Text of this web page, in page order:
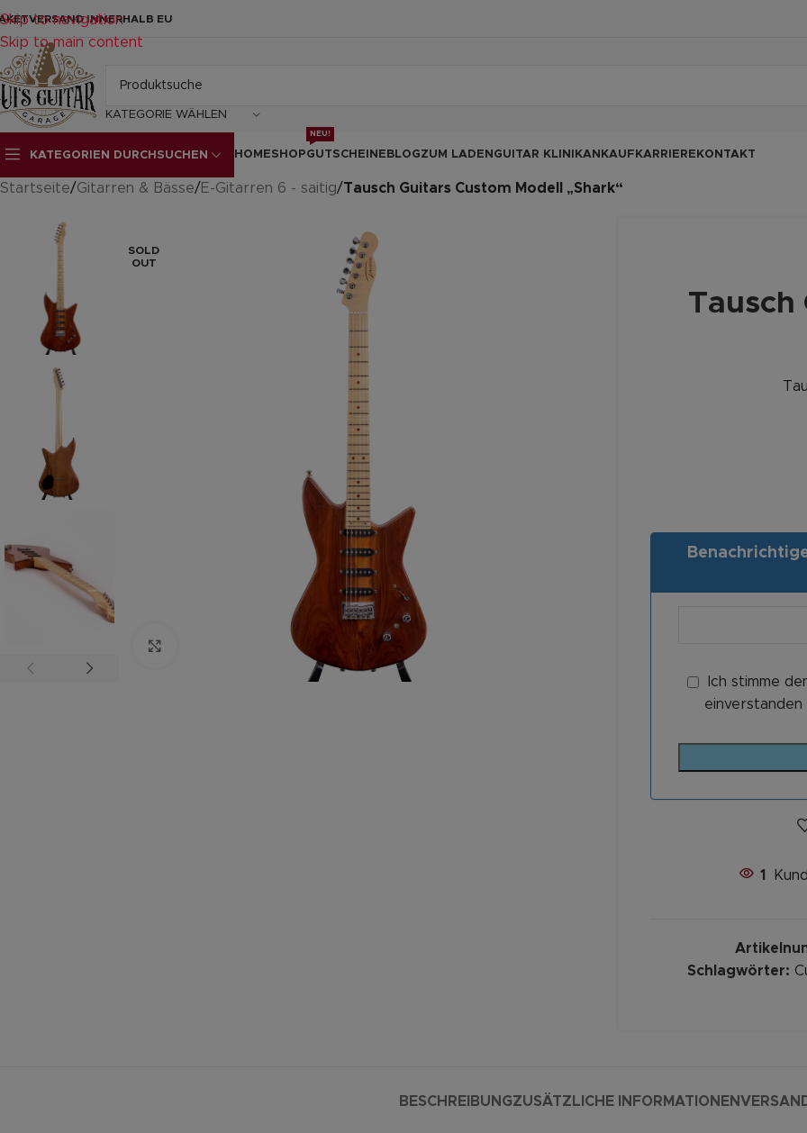
Skip to navigation
Skip to main content
INNERHALB EU
KATEGORIE WÄHLEN
KATEGORIEN DURCHSUCHEN HOMESHOPGUTSCHEINE
NEU!
BLOGZUM LADEN GUITAR KLINIKANKAUF KARRIERE KONTAKT
Startseite/Gitarren & Bässe/E-Gitarren 6 - saitig/Tausch Guitars Custom Modell „Shark“
SOLD
OUT
Zum vergrößern anklicken
Tausch
Ich stimme
1
Schlagwörter:
BESCHREIBUNGZUSÄTZLICHE INFORMATIONEN